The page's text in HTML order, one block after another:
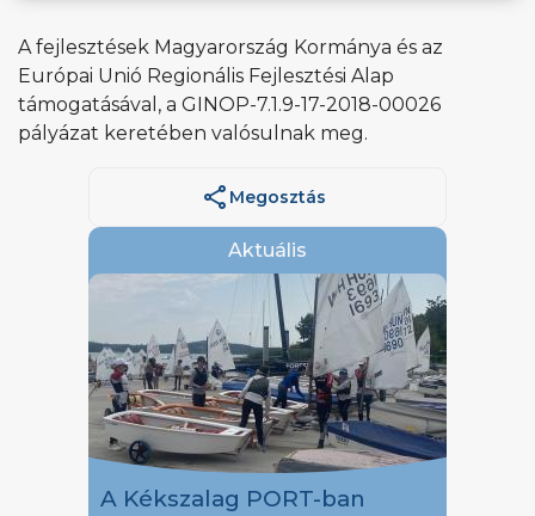
A fejlesztések Magyarország Kormánya és az
Európai Unió Regionális Fejlesztési Alap
támogatásával, a GINOP-7.1.9-17-2018-00026
pályázat keretében valósulnak meg.
share Megosztás
Aktuális
A Kékszalag PORT-ban